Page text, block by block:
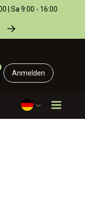
| Sa 9:00 - 16:00
Anmelden